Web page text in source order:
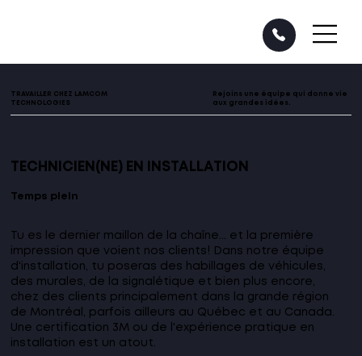
TRAVAILLER CHEZ LAMCOM
TECHNOLOGIES
Rejoins une équipe qui donne vie
aux grandes idées.
TECHNICIEN(NE) EN INSTALLATION
Temps plein
Tu es le dernier maillon de la chaîne... et la première
impression que voient nos clients! Dans notre équipe
d'installation, tu poseras des habillages de véhicules,
des murales, de la signalétique et bien plus encore,
chez des clients principalement dans la grande région
de Montréal, parfois ailleurs au Québec et au Canada.
Une certification 3M ou de l'expérience pratique en
installation est un atout.